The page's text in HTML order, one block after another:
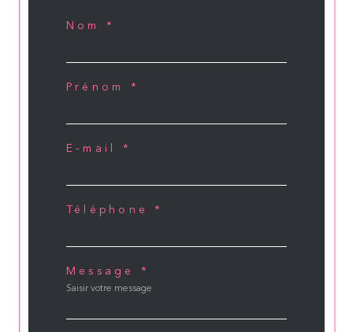
Nom *
Prénom *
E-mail *
Téléphone *
Message *